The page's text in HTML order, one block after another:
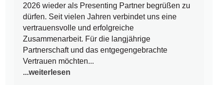
2026 wieder als Presenting Partner begrüßen zu
dürfen. Seit vielen Jahren verbindet uns eine
vertrauensvolle und erfolgreiche
Zusammenarbeit. Für die langjährige
Partnerschaft und das entgegengebrachte
Vertrauen möchten...
...weiterlesen